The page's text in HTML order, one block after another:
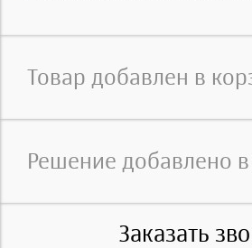
Товар добавлен в
Решение добавлено
Заказать